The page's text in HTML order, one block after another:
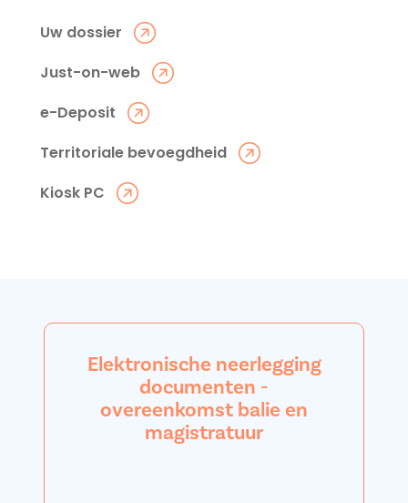
Uw dossier
Just-on-web
e-Deposit
Territoriale bevoegdheid
Kiosk PC
Elektronische neerlegging
documenten -
overeenkomst balie en
magistratuur